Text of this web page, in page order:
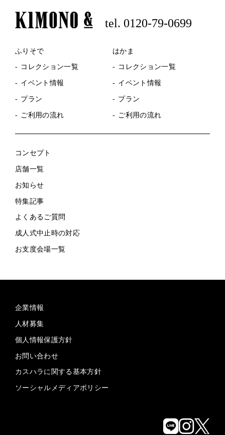
tel. 0120-79-0699
ふりそで
コレクション一覧
イベント情報
プラン
ご利用の流れ
はかま
コレクション一覧
イベント情報
プラン
ご利用の流れ
コンセプト
店舗一覧
お知らせ
特集記事
よくあるご質問
成人式中止時の対応
お支度会場一覧
企業情報
人材募集
個人情報保護方針
お問い合わせ
カスハラに関する基本方針
ソーシャルメディアポリシー